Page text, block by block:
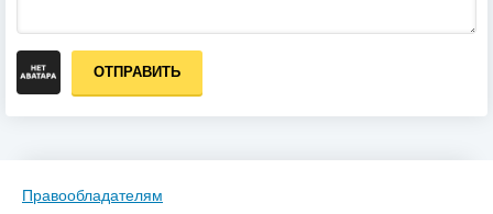
ОТПРАВИТЬ
Правообладателям